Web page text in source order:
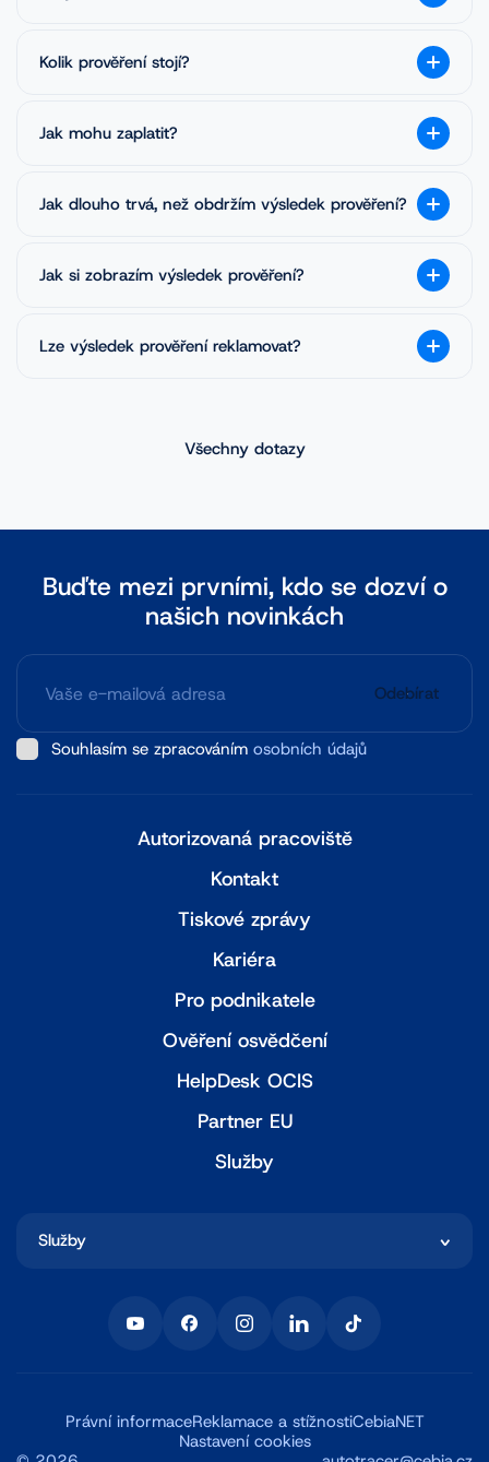
Kolik prověření stojí?
Jak mohu zaplatit?
Jak dlouho trvá, než obdržím výsledek prověření?
Jak si zobrazím výsledek prověření?
Lze výsledek prověření reklamovat?
Všechny dotazy
Buďte mezi prvními, kdo se dozví o
našich novinkách
Odebírat
Souhlasím se zpracováním osobních údajů
Autorizovaná pracoviště
Kontakt
Tiskové zprávy
Kariéra
Pro podnikatele
Ověření osvědčení
HelpDesk OCIS
Partner EU
Služby
Služby
Právní informaceReklamace a stížnostiCebiaNET
Nastavení cookies